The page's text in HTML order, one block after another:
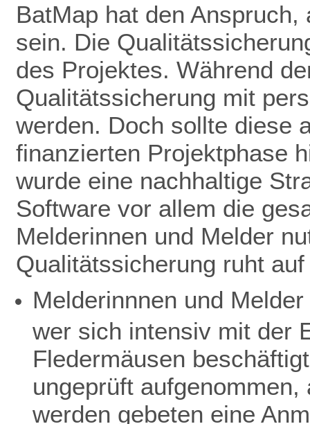
BatMap hat den
sein. Die
des Projektes. Während
Qualitätssicherung mit
werden. Doch sollte diese
finanzierten Projektphase
wurde eine nachhaltige
Software vor allem die
Melderinnen und Melder
Qualitätssicherung ruht
Melderinnnen und
wer sich intensiv mit der
Fledermäusen
ungeprüft
werden gebeten eine